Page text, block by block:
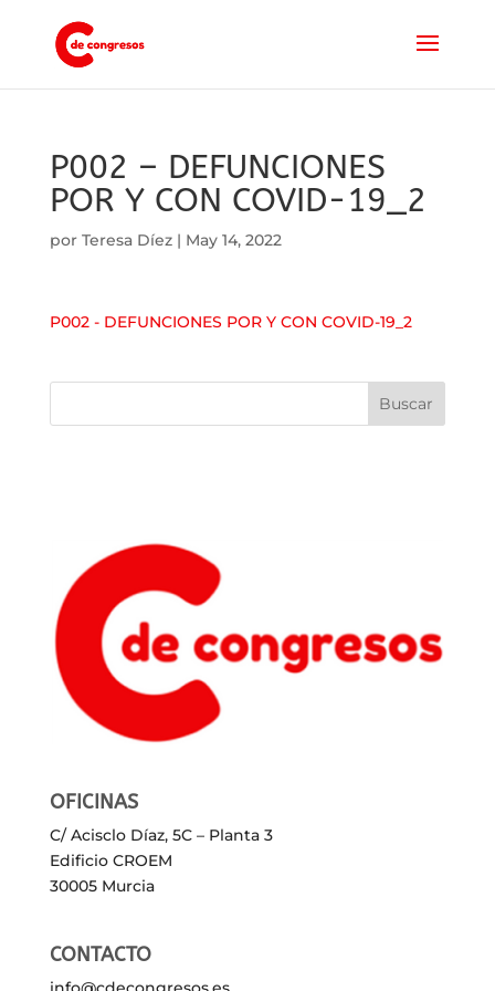
P002 – DEFUNCIONES
POR Y CON COVID-19_2
por Teresa Díez| May 14, 2022
P002 - DEFUNCIONES POR Y CON COVID-19_2
OFICINAS
C/ Acisclo Díaz, 5C – Planta 3
Edificio CROEM
30005 Murcia
CONTACTO